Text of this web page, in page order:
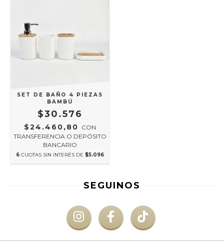
SET DE BAÑO 4 PIEZAS
BAMBÚ
$30.576
$24.460,80 CON
TRANSFERENCIA O DEPÓSITO
BANCARIO
6 CUOTAS SIN INTERÉS DE $5.096
SEGUINOS